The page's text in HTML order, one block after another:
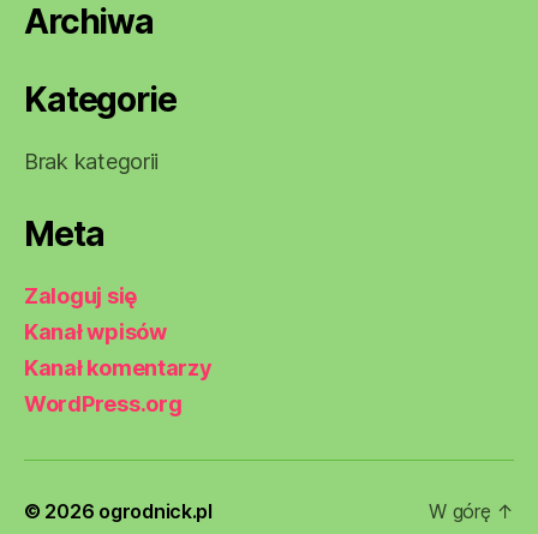
Archiwa
Kategorie
Brak kategorii
Meta
Zaloguj się
Kanał wpisów
Kanał komentarzy
WordPress.org
© 2026 ogrodnick.pl W górę ↑